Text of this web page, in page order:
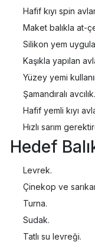
Hafif kıyı spin
Maket balıkla at-
Silikon yem
Kaşıkla yapılan
Yüzey yemi
Şamandıralı avcılık.
Hafif yemli kıyı
Hızlı sarım
Hedef
Levrek.
Çinekop ve
Turna.
Sudak.
Tatlı su levreği.